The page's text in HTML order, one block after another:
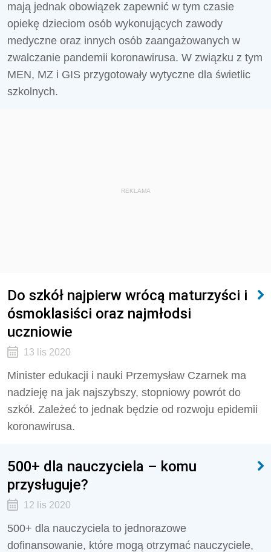
mają jednak obowiązek zapewnić w tym czasie
opiekę dzieciom osób wykonujących zawody
medyczne oraz innych osób zaangażowanych w
zwalczanie pandemii koronawirusa. W związku z tym
MEN, MZ i GIS przygotowały wytyczne dla świetlic
szkolnych.
REKLAMA
Do szkół najpierw wrócą maturzyści i
ósmoklasiści oraz najmłodsi
uczniowie
13 lis 2020
Minister edukacji i nauki Przemysław Czarnek ma
nadzieję na jak najszybszy, stopniowy powrót do
szkół. Zależeć to jednak będzie od rozwoju epidemii
koronawirusa.
500+ dla nauczyciela – komu
przysługuje?
12 lis 2020
500+ dla nauczyciela to jednorazowe
dofinansowanie, które mogą otrzymać nauczyciele,